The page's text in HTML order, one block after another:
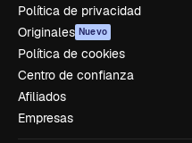
Política de privacidad
Originales Nuevo
Política de cookies
Centro de confianza
Afiliados
Empresas